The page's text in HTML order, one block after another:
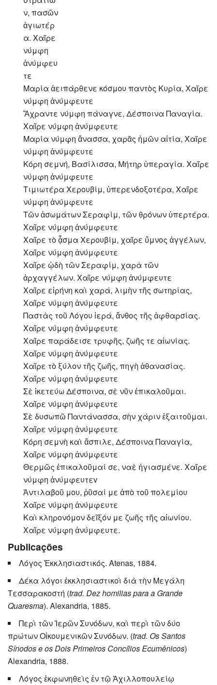
ν, πασῶν
ἁγιωτέρ
α. Χαῖρε
νύμφη
ἀνύμφευ
τε
Μαρία ἀειπάρθενε κόσμου παντὸς Κυρία, Χαῖρε
νύμφη ἀνύμφευτε
Ἄχραντε νύμφη πάναγνε, Δέσποινα Παναγία.
Χαῖρε νύμφη ἀνύμφευτε
Μαρία νύμφη ἄνασσα, χαρᾶς ἡμῶν αἰτία, Χαῖρε
νύμφη ἀνύμφευτε
Κόρη σεμνή, Βασίλισσα, Μήτηρ ὑπεραγία. Χαῖρε
νύμφη ἀνύμφευτε
Τιμιωτέρα Χερουβίμ, ὑπερενδοξοτέρα, Χαῖρε
νύμφη ἀνύμφευτε
Τῶν ἀσωμάτων Σεραφίμ, τῶν θρόνων ὑπερτέρα.
Χαῖρε νύμφη ἀνύμφευτε
Χαῖρε τὸ ᾆσμα Χερουβίμ, χαῖρε ὕμνος ἀγγέλων,
Χαῖρε νύμφη ἀνύμφευτε
Χαῖρε ᾠδὴ τῶν Σεραφίμ, χαρὰ τῶν
ἀρχαγγέλων. Χαῖρε νύμφη ἀνύμφευτε
Χαῖρε εἰρήνη καὶ χαρά, λιμὴν τῆς σωτηρίας,
Χαῖρε νύμφη ἀνύμφευτε
Παστὰς τοῦ Λόγου ἱερά, ἄνθος τῆς ἀφθαρσίας.
Χαῖρε νύμφη ἀνύμφευτε
Χαῖρε παράδεισε τρυφῆς, ζωῆς τε αἰωνίας.
Χαῖρε νύμφη ἀνύμφευτε
Χαῖρε τὸ ξύλον τῆς ζωῆς, πηγὴ ἀθανασίας.
Χαῖρε νύμφη ἀνύμφευτε
Σὲ ἱκετεύω Δέσποινα, σὲ νῦν ἐπικαλοῦμαι.
Χαῖρε νύμφη ἀνύμφευτε
Σὲ δυσωπῶ Παντάνασσα, σὴν χάριν ἐξαιτοῦμαι.
Χαῖρε νύμφη ἀνύμφευτε
Κόρη σεμνὴ καὶ ἄσπιλε, Δέσποινα Παναγία,
Χαῖρε νύμφη ἀνύμφευτε
Θερμῶς ἐπικαλοῦμαί σε, ναὲ ἡγιασμένε. Χαῖρε
νύμφη ἀνύμφευτεv
Ἀντιλαβοῦ μου, ῥῦσαί με ἀπὸ τοῦ πολεμίου
Χαῖρε νύμφη ἀνύμφευτε
Καὶ κληρονόμον δεῖξόν με ζωῆς τῆς αἰωνίου.
Χαῖρε νύμφη ἀνύμφευτε.
Publicações
Λόγος Ἐκκλησιαστικός. Atenas, 1884.
Δέκα λόγοι ἐκκλησιαστικοὶ διὰ τὴν Μεγάλη
Τεσσαρακοστή (trad. Dez homilias para a Grande
Quaresma). Alexandria, 1885.
Περὶ τῶν Ἱερῶν Συνόδων, καὶ περὶ τῶν δύο
πρώτων Οἰκουμενικῶν Συνόδων. (trad. Os Santos
Sínodos e os Dois Primeiros Concílios Ecumênicos)
Alexandria, 1888.
Λόγος ἐκφωνηθεὶς ἐν τῷ Ἀχιλλοπουλείῳ